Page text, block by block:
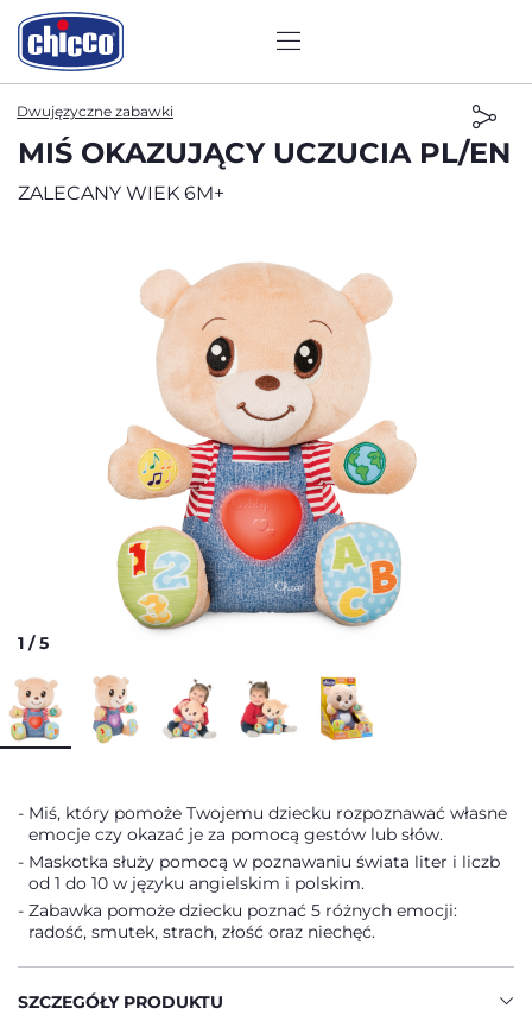
Dwujęzyczne zabawki
MIŚ OKAZUJĄCY UCZUCIA PL/EN
ZALECANY WIEK 6M+
1 /5
Miś, który pomoże Twojemu dziecku rozpoznawać własne
emocje czy okazać je za pomocą gestów lub słów.
Maskotka służy pomocą w poznawaniu świata liter i liczb
od 1 do 10 w języku angielskim i polskim.
Zabawka pomoże dziecku poznać 5 różnych emocji:
radość, smutek, strach, złość oraz niechęć.
SZCZEGÓŁY PRODUKTU